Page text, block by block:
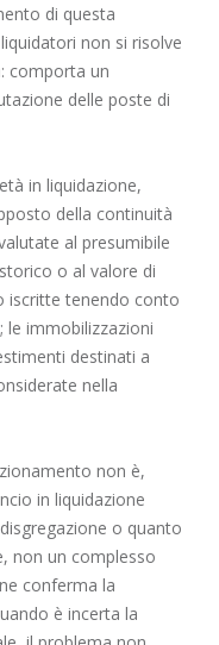
di questa
non si risolve
comporta un
delle poste di
in liquidazione,
della continuità
al presumibile
o al valore di
iscritte tenendo conto
le immobilizzazioni
destinati a
nella
non è,
in liquidazione
o quanto
non un complesso
conferma la
è incerta la